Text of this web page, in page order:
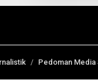
Pedoman Media